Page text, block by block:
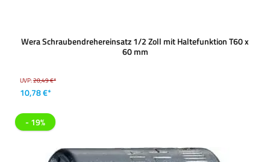
Wera Schraubendrehereinsatz 1/2 Zoll mit Haltefunktion T60 x
60 mm
UVP:20,49 €*
10,78 €*
- 19%